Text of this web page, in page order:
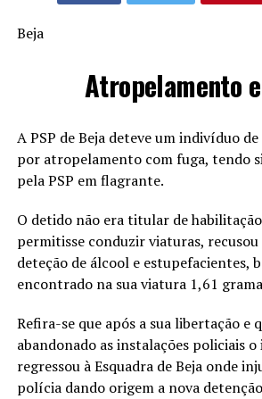
Beja
Atropelamento
A PSP de Beja deteve um indivíduo
por atropelamento com fuga, tendo
pela PSP em flagrante.
O detido não era titular de
permitisse conduzir viaturas,
deteção de álcool e estupefacientes,
encontrado na sua viatura 1,61
Refira-se que após a sua libertação e
abandonado as instalações policiais
regressou à Esquadra de Beja onde
polícia dando origem a nova